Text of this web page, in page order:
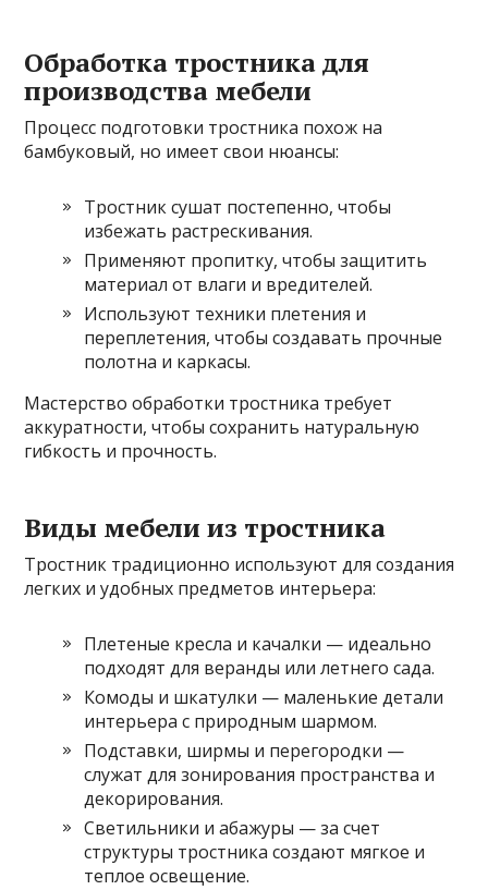
Обработка тростника для
производства мебели
Процесс подготовки тростника похож на
бамбуковый, но имеет свои нюансы:
Тростник сушат постепенно, чтобы
избежать растрескивания.
Применяют пропитку, чтобы защитить
материал от влаги и вредителей.
Используют техники плетения и
переплетения, чтобы создавать прочные
полотна и каркасы.
Мастерство обработки тростника требует
аккуратности, чтобы сохранить натуральную
гибкость и прочность.
Виды мебели из тростника
Тростник традиционно используют для создания
легких и удобных предметов интерьера:
Плетеные кресла и качалки — идеально
подходят для веранды или летнего сада.
Комоды и шкатулки — маленькие детали
интерьера с природным шармом.
Подставки, ширмы и перегородки —
служат для зонирования пространства и
декорирования.
Светильники и абажуры — за счет
структуры тростника создают мягкое и
теплое освещение.